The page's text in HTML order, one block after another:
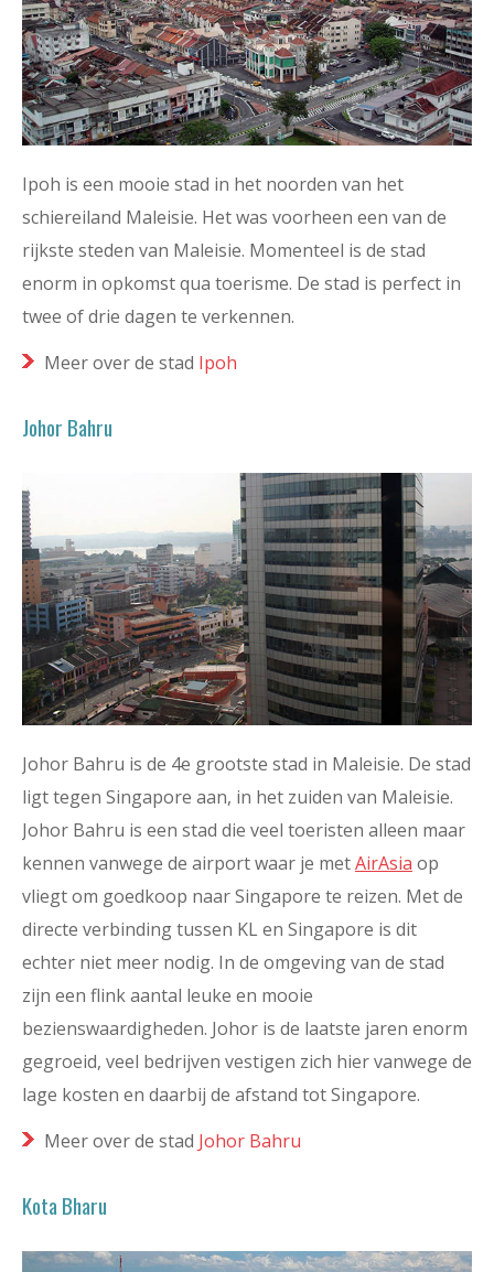
Ipoh is een mooie stad in het noorden van het
schiereiland Maleisie. Het was voorheen een van de
rijkste steden van Maleisie. Momenteel is de stad
enorm in opkomst qua toerisme. De stad is perfect in
twee of drie dagen te verkennen.
Meer over de stad Ipoh
Johor Bahru
Johor Bahru is de 4e grootste stad in Maleisie. De stad
ligt tegen Singapore aan, in het zuiden van Maleisie.
Johor Bahru is een stad die veel toeristen alleen maar
kennen vanwege de airport waar je metAirAsia op
vliegt om goedkoop naar Singapore te reizen. Met de
directe verbinding tussen KL en Singapore is dit
echter niet meer nodig. In de omgeving van de stad
zijn een flink aantal leuke en mooie
bezienswaardigheden. Johor is de laatste jaren enorm
gegroeid, veel bedrijven vestigen zich hier vanwege de
lage kosten en daarbij de afstand tot Singapore.
Meer over de stad Johor Bahru
Kota Bharu